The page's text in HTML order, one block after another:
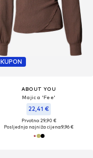
KUPON
ABOUT YOU
Majica 'Fee'
22,41 €
Prvotno: 29,90 €
Posljednja najniža cijena:9,96 €